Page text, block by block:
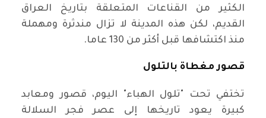
الكثير من القناعات المتعلقة بتاريخ العراق
القديم، لكن هذه المدينة لا تزال مندثرة ومهملة
منذ اكتشافها قبل أكثر من 130 عاما.
قصور مغطاة بالتلول
تختفي تحت "تلول الهباء" اليوم، قصور ومعابد
كبيرة يعود تاريخها إلى عصر فجر السلالة